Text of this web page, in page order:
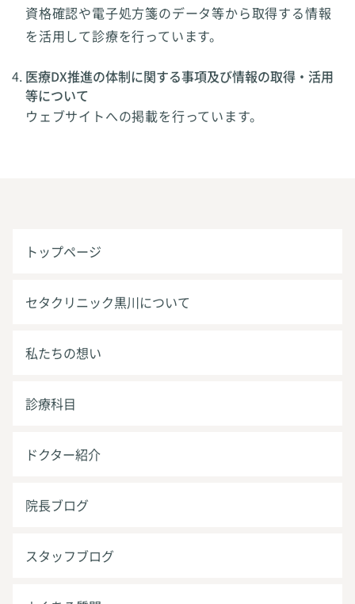
資格確認や電子処方箋のデータ等から取得する情報
を活用して診療を行っています。
医療DX推進の体制に関する事項及び情報の取得・活用
等について
ウェブサイトへの掲載を行っています。
トップページ
セタクリニック黒川について
私たちの想い
診療科目
ドクター紹介
院長ブログ
スタッフブログ